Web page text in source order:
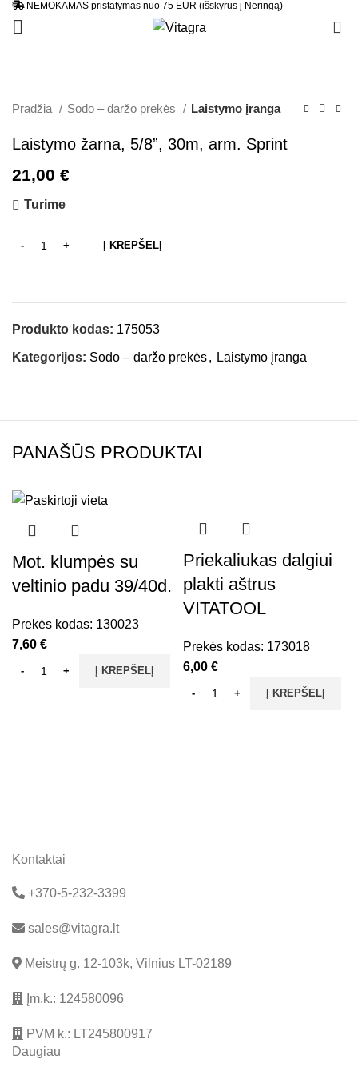
NEMOKAMAS pristatymas nuo 75 EUR (išskyrus į Neringą)
Pradžia Sodo – daržo prekės Laistymo įranga
Laistymo žarna, 5/8”, 30m, arm. Sprint
21,00 €
Turime
Į KREPŠELĮ
Produkto kodas: 175053
Kategorijos: Sodo – daržo prekės, Laistymo įranga
PANAŠŪS PRODUKTAI
Mot. klumpės su
veltinio padu 39/40d.
Prekės kodas: 130023
7,60 €
Į KREPŠELĮ
Priekaliukas dalgiui
plakti aštrus
VITATOOL
Prekės kodas: 173018
6,00 €
Į KREPŠELĮ
Kontaktai
+370-5-232-3399
sales@vitagra.lt
Meistrų g. 12-103k, Vilnius LT-02189
Įm.k.: 124580096
PVM k.: LT245800917
Daugiau